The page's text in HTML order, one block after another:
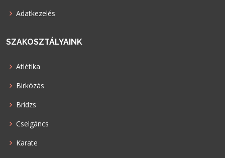
Adatkezelés
SZAKOSZTÁLYAINK
Atlétika
Birkózás
Bridzs
Cselgáncs
Karate